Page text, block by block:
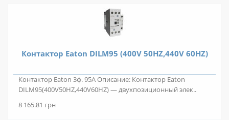
Контактор Eaton DILM95 (400V 50HZ,440V 60HZ)
Контактор Eaton 3ф. 95А Описание: Контактор Eaton
DILM95(400V50HZ,440V60HZ) — двухпозиционный элек..
8 165.81 грн